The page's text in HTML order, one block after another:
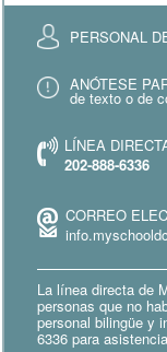
PERSONAL
ANÓTESE
de texto o de
LÍNEA
202-888-6336
CORREO
La línea directa de
personas que no
personal bilingüe y
6336 para